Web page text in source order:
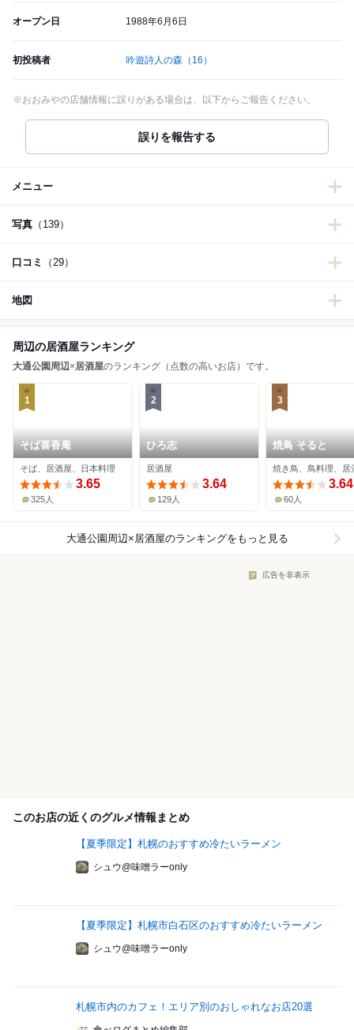
オープン日 1988年6月6日
初投稿者 吟遊詩人の森 （16）
※おおみやの店舗情報に誤りがある場合は、以下からご報告ください。
誤りを報告する
メニュー
写真 （139）
口コミ （29）
地図
周辺の居酒屋ランキング
大通公園周辺×居酒屋のランキング（点数の高いお店）です。
1
そば喜香庵
そば、居酒屋、日本料理
3.65
325人
2
ひろ志
居酒屋
3.64
129人
3
焼鳥 そると
焼き鳥、鳥料理、居
3.64
60人
大通公園周辺×居酒屋のランキングをもっと見る
広告を非表示
このお店の近くのグルメ情報まとめ
【夏季限定】札幌のおすすめ冷たいラーメン
シュウ@味噌ラーonly
【夏季限定】札幌市白石区のおすすめ冷たいラーメン
シュウ@味噌ラーonly
札幌市内のカフェ！エリア別のおしゃれなお店20選